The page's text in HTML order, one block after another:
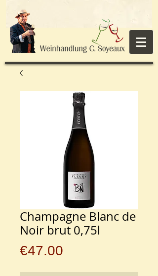
Champagne Blanc de
Noir brut 0,75l
€47.00